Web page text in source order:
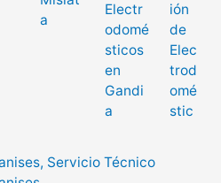
ión
de
Elec
trod
omé
stic
Servicio Técnico